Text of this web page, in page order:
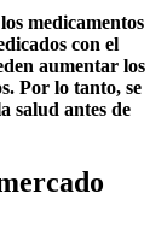
medicamentos
con el
aumentar los
Por lo tanto, se
salud antes de